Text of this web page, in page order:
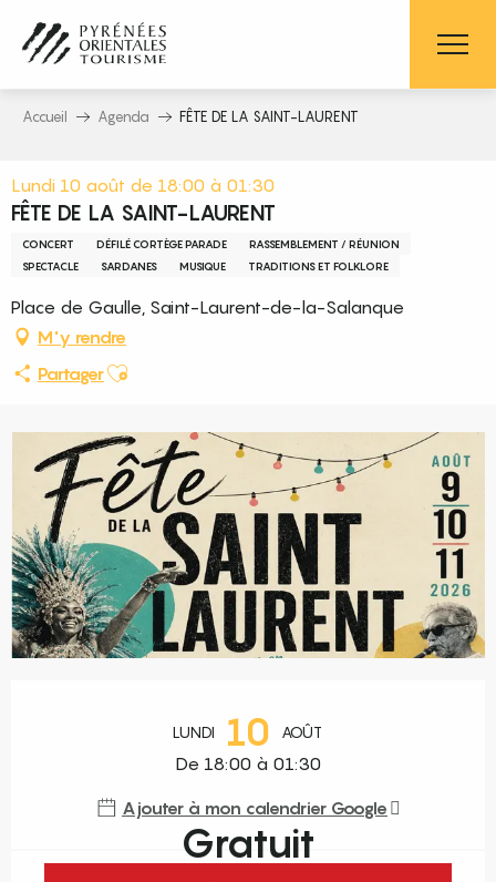
contenu
principal
Accueil Agenda FÊTE DE LA SAINT-LAURENT
Lundi 10 août de 18:00 à 01:30
FÊTE DE LA SAINT-LAURENT
CONCERT DÉFILÉ CORTÈGE PARADE
RASSEMBLEMENT / RÉUNION
SPECTACLE
SARDANES MUSIQUE TRADITIONS ET FOLKLORE
Place de Gaulle, Saint-Laurent-de-la-Salanque
M'y rendre
PartagerAjouter aux favoris
LUNDI 10 AOÛT
De 18:00 à 01:30
Ajouter à mon calendrier Google
Gratuit